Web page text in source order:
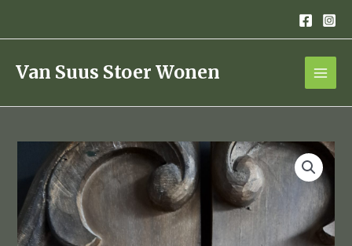
de
inhoudVan Suus Stoer Wonen